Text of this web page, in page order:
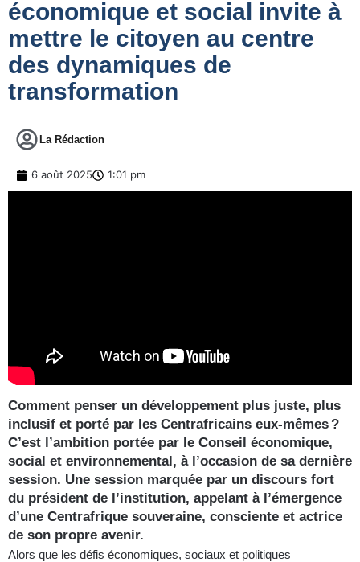
économique et social invite à
mettre le citoyen au centre
des dynamiques de
transformation
La Rédaction
6 août 2025 1:01 pm
Comment penser un développement plus juste, plus
inclusif et porté par les Centrafricains eux-mêmes ?
C’est l’ambition portée par le Conseil économique,
social et environnemental, à l’occasion de sa dernière
session. Une session marquée par un discours fort
du président de l’institution, appelant à l’émergence
d’une Centrafrique souveraine, consciente et actrice
de son propre avenir.
Alors que les défis économiques, sociaux et politiques